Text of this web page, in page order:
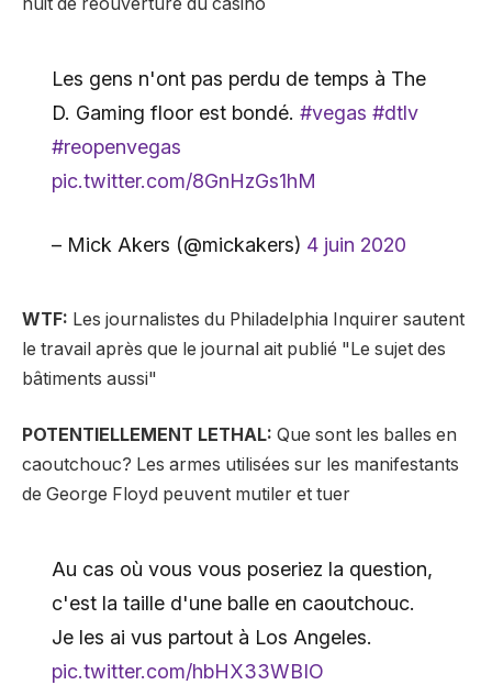
Les gens n'ont pas perdu de temps à The
D. Gaming floor est bondé. #vegas #dtlv
#reopenvegas
pic.twitter.com/8GnHzGs1hM
– Mick Akers (@mickakers) 4 juin 2020
WTF: Les journalistes du Philadelphia Inquirer sautent
le travail après que le journal ait publié "Le sujet des
bâtiments aussi"
POTENTIELLEMENT LETHAL: Que sont les balles en
caoutchouc? Les armes utilisées sur les manifestants
de George Floyd peuvent mutiler et tuer
Au cas où vous vous poseriez la question,
c'est la taille d'une balle en caoutchouc.
Je les ai vus partout à Los Angeles.
pic.twitter.com/hbHX33WBIO